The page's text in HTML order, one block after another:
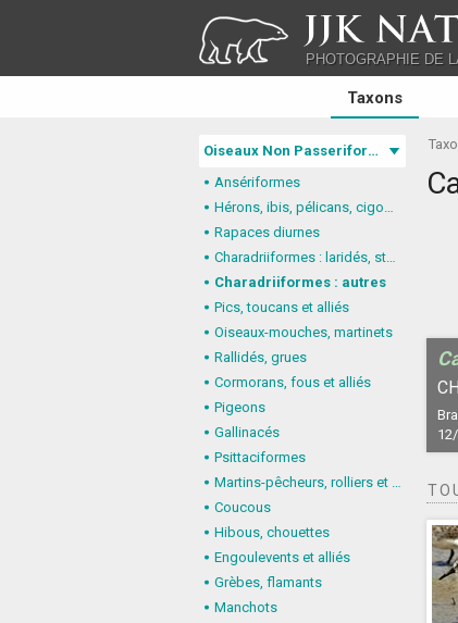
JJK
PHOTOGRAPHIE DE
Taxons
Oiseaux Non Passeriformes
Ansériformes
Hérons, ibis, pélicans, cigognes
Rapaces diurnes
Charadriiformes : laridés, stercorariidés, glaréolidés
Charadriiformes : autres
Pics, toucans et alliés
Oiseaux-mouches, martinets
Rallidés, grues
Cormorans, fous et alliés
Pigeons
Gallinacés
Psittaciformes
Martins-pêcheurs, rolliers et alliés
Coucous
Hibous, chouettes
Engoulevents et alliés
Grèbes, flamants
Manchots